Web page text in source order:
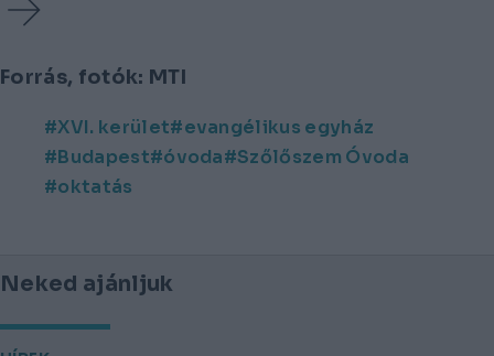
Forrás, fotók: MTI
XVI. kerület
evangélikus egyház
Budapest
óvoda
Szőlőszem Óvoda
oktatás
Neked ajánljuk